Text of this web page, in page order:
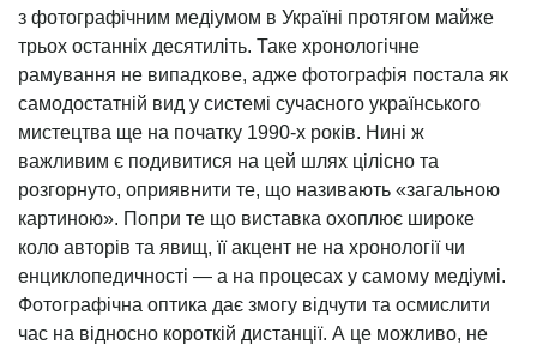
з фотографічним медіумом в Україні протягом майже
трьох останніх десятиліть. Таке хронологічне
рамування не випадкове, адже фотографія постала як
самодостатній вид у системі сучасного українського
мистецтва ще на початку 1990-х років. Нині ж
важливим є подивитися на цей шлях цілісно та
розгорнуто, оприявнити те, що називають «загальною
картиною». Попри те що виставка охоплює широке
коло авторів та явищ, її акцент не на хронології чи
енциклопедичності — а на процесах у самому медіумі.
Фотографічна оптика дає змогу відчути та осмислити
час на відносно короткій дистанції. А це можливо, не